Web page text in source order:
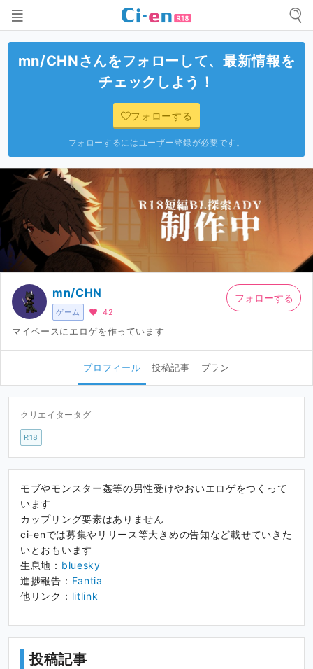
mn/CHNさんをフォローして、最新情報を
チェックしよう！
フォローする
フォローするにはユーザー登録が必要です。
ゲーム
mn/CHN
42
マイペースにエロゲを作っています
フォローする
プロフィール 投稿記事 プラン
クリエイタータグ
R18
モブやモンスター姦等の男性受けやおいエロゲをつくって
います
カップリング要素はありません
ci-enでは募集やリリース等大きめの告知など載せていきた
いとおもいます
生息地： bluesky
進捗報告： Fantia
他リンク： litlink
投稿記事